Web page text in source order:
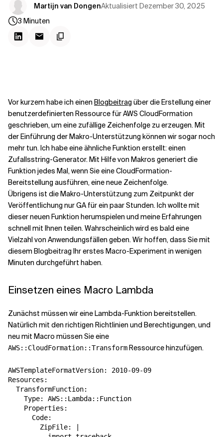
Verwandte Themen
Martijn van DongenAktualisiert Dezember 30, 2025
3 Minuten
Vor kurzem habe ich einen Blogbeitrag über die Erstellung einer
benutzerdefinierten Ressource für AWS CloudFormation
geschrieben, um eine zufällige Zeichenfolge zu erzeugen. Mit
der Einführung der Makro-Unterstützung können wir sogar noch
mehr tun. Ich habe eine ähnliche Funktion erstellt: einen
Zufallsstring-Generator. Mit Hilfe von Makros generiert die
Funktion jedes Mal, wenn Sie eine CloudFormation-
Bereitstellung ausführen, eine neue Zeichenfolge.
Übrigens ist die Makro-Unterstützung zum Zeitpunkt der
Veröffentlichung nur GA für ein paar Stunden. Ich wollte mit
dieser neuen Funktion herumspielen und meine Erfahrungen
schnell mit Ihnen teilen. Wahrscheinlich wird es bald eine
Vielzahl von Anwendungsfällen geben. Wir hoffen, dass Sie mit
diesem Blogbeitrag Ihr erstes Macro-Experiment in wenigen
Minuten durchgeführt haben.
Einsetzen eines Macro Lambda
Zunächst müssen wir eine Lambda-Funktion bereitstellen.
Natürlich mit den richtigen Richtlinien und Berechtigungen, und
neu mit Macro müssen Sie eine
AWS::CloudFormation::TransformRessource hinzufügen.
AWSTemplateFormatVersion: 2010-09-09
Resources:
  TransformFunction:
    Type: AWS::Lambda::Function
    Properties:
      Code:
        ZipFile: |